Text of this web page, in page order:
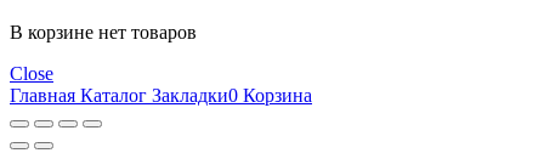
В корзине нет товаров
Close
Главная Каталог Закладки0 Корзина